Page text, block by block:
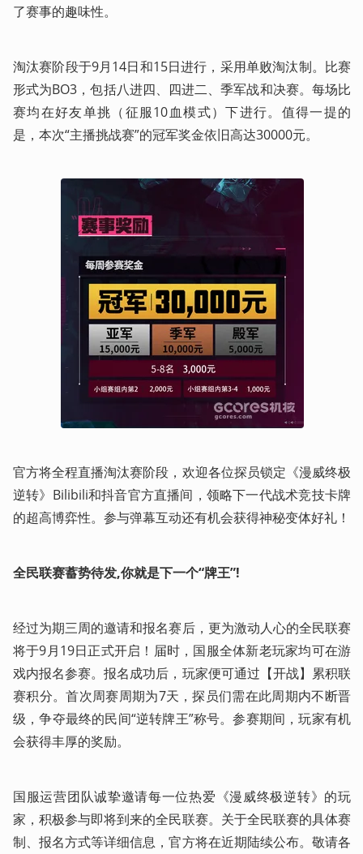
了赛事的趣味性。
淘汰赛阶段于9月14日和15日进行，采用单败淘汰制。比赛
形式为BO3，包括八进四、四进二、季军战和决赛。每场比
赛均在好友单挑（征服10血模式）下进行。值得一提的
是，本次“主播挑战赛”的冠军奖金依旧高达30000元。
官方将全程直播淘汰赛阶段，欢迎各位探员锁定《漫威终极
逆转》Bilibili和抖音官方直播间，领略下一代战术竞技卡牌
的超高博弈性。参与弹幕互动还有机会获得神秘变体好礼！
全民联赛蓄势待发,你就是下一个“牌王”!
经过为期三周的邀请和报名赛后，更为激动人心的全民联赛
将于9月19日正式开启！届时，国服全体新老玩家均可在游
戏内报名参赛。报名成功后，玩家便可通过【开战】累积联
赛积分。首次周赛周期为7天，探员们需在此周期内不断晋
级，争夺最终的民间“逆转牌王”称号。参赛期间，玩家有机
会获得丰厚的奖励。
国服运营团队诚挚邀请每一位热爱《漫威终极逆转》的玩
家，积极参与即将到来的全民联赛。关于全民联赛的具体赛
制、报名方式等详细信息，官方将在近期陆续公布。敬请各